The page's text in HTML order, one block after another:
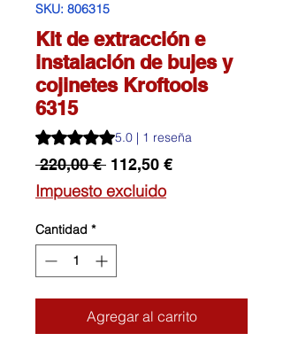
SKU: 806315
Kit de extracción e
instalación de bujes y
cojinetes Kroftools
6315
Según 1 reseña, la calificación es de
5.0 | 1 reseña
220,00 € Precio
112,50 €Precio
Impuesto excluido
Cantidad *
Agregar al carrito